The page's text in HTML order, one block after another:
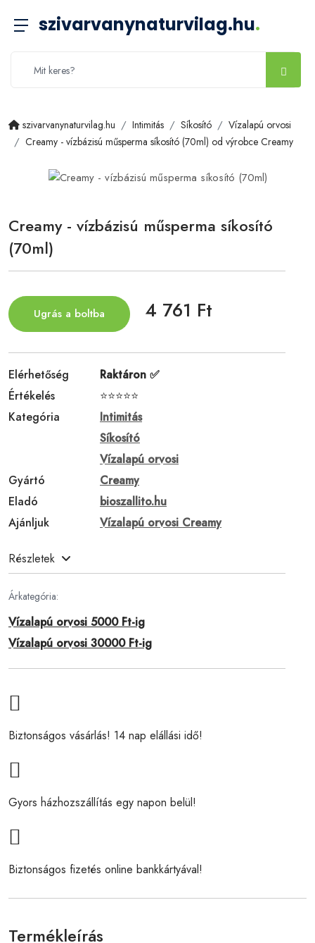
szivarvanynaturvilag.hu.
szivarvanynaturvilag.hu Intimitás Síkosító
Vízalapú orvosi
Creamy - vízbázisú műsperma síkosító (70ml) od výrobce Creamy
Creamy - vízbázisú műsperma síkosító
(70ml)
Ugrás a boltba 4 761 Ft
Elérhetőség
Raktáron ✅
Értékelés
⭐⭐⭐⭐⭐
Kategória
Intimitás
Síkosító
Vízalapú orvosi
Gyártó
Creamy
Eladó
bioszallito.hu
Ajánljuk
Vízalapú orvosi Creamy
Részletek
Árkategória:
Vízalapú orvosi 5000 Ft-ig
Vízalapú orvosi 30000 Ft-ig
Biztonságos vásárlás! 14 nap elállási idő!
Gyors házhozszállítás egy napon belül!
Biztonságos fizetés online bankkártyával!
Termékleírás